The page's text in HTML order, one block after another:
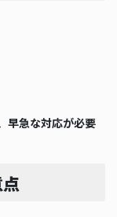
早急な対応が必要